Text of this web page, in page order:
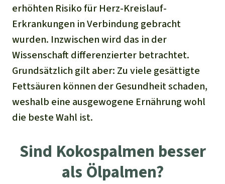
erhöhten Risiko für Herz-Kreislauf-
Erkrankungen in Verbindung gebracht
wurden. Inzwischen wird das in der
Wissenschaft differenzierter betrachtet.
Grundsätzlich gilt aber: Zu viele gesättigte
Fettsäuren können der Gesundheit schaden,
weshalb eine ausgewogene Ernährung wohl
die beste Wahl ist.
Sind Kokospalmen besser
als Ölpalmen?